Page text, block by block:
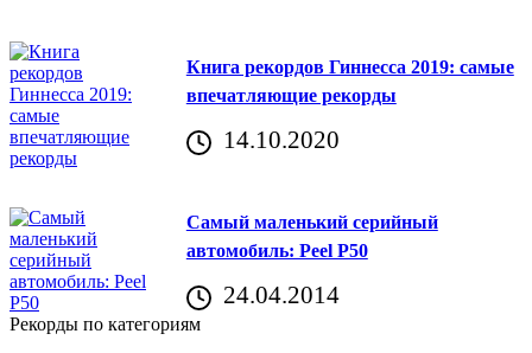
Книга рекордов Гиннесса 2019: самые
впечатляющие рекорды
14.10.2020
Самый маленький серийный
автомобиль: Peel P50
24.04.2014
Рекорды по категориям